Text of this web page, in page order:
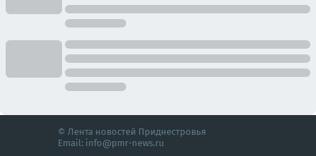
© Лента новостей Приднестровья
Email: info@pmr-news.ru